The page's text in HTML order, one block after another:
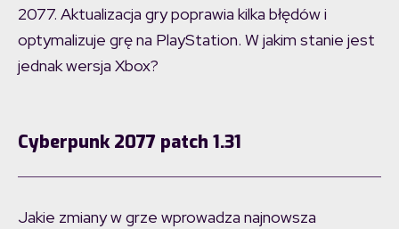
2077. Aktualizacja gry poprawia kilka błędów i
optymalizuje grę na PlayStation. W jakim stanie jest
jednak wersja Xbox?
Cyberpunk 2077 patch 1.31
Jakie zmiany w grze wprowadza najnowsza